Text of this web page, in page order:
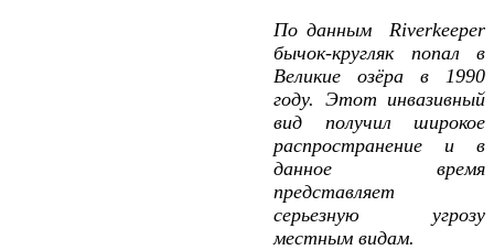
По данным Riverkeeper
бычок-кругляк попал в
Великие озёра в 1990
году. Этот инвазивный
вид получил широкое
распространение и в
данное время
представляет
серьезную угрозу
местным видам.